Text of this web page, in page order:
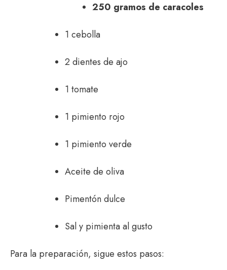
250 gramos de caracoles
1 cebolla
2 dientes de ajo
1 tomate
1 pimiento rojo
1 pimiento verde
Aceite de oliva
Pimentón dulce
Sal y pimienta al gusto
Para la preparación, sigue estos pasos: